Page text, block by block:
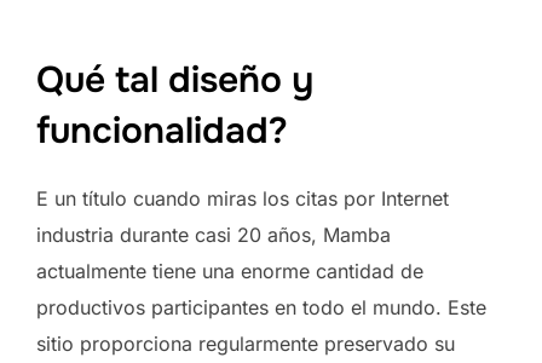
Qué tal diseño y
funcionalidad?
E un título cuando miras los citas por Internet
industria durante casi 20 años, Mamba
actualmente tiene una enorme cantidad de
productivos participantes en todo el mundo. Este
sitio proporciona regularmente preservado su